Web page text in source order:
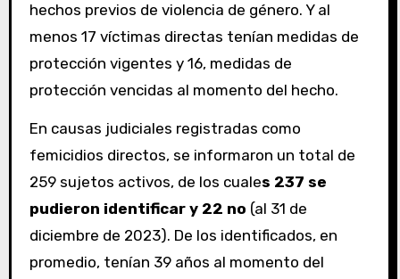
hechos previos de violencia de género. Y al
menos 17 víctimas directas tenían medidas de
protección vigentes y 16, medidas de
protección vencidas al momento del hecho.
En causas judiciales registradas como
femicidios directos, se informaron un total de
259 sujetos activos, de los cuales 237 se
pudieron identificar y 22 no (al 31 de
diciembre de 2023). De los identificados, en
promedio, tenían 39 años al momento del